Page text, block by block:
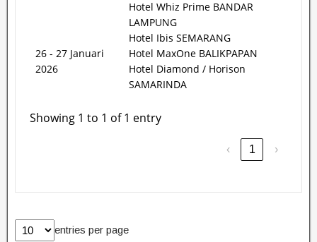
26 - 27 Januari
2026
Hotel Whiz Prime BANDAR
LAMPUNG
Hotel Ibis SEMARANG
Hotel MaxOne BALIKPAPAN
Hotel Diamond / Horison
SAMARINDA
Showing 1 to 1 of 1 entry
‹ 1 ›
entries per page